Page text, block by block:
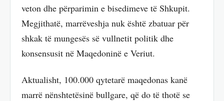
veton dhe përparimin e bisedimeve të Shkupit.
Megjithatë, marrëveshja nuk është zbatuar për
shkak të mungesës së vullnetit politik dhe
konsensusit në Maqedoninë e Veriut.
Aktualisht, 100.000 qytetarë maqedonas kanë
marrë nënshtetësinë bullgare, që do të thotë se